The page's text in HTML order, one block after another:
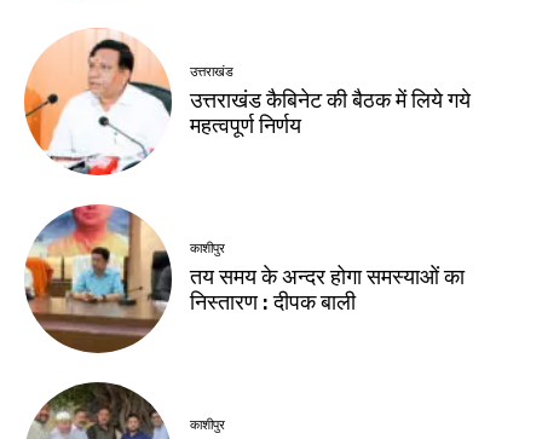
उत्तराखंड
उत्तराखंड कैबिनेट की बैठक में लिये गये
महत्वपूर्ण निर्णय
काशीपुर
तय समय के अन्दर होगा समस्याओं का
निस्तारण : दीपक बाली
काशीपुर